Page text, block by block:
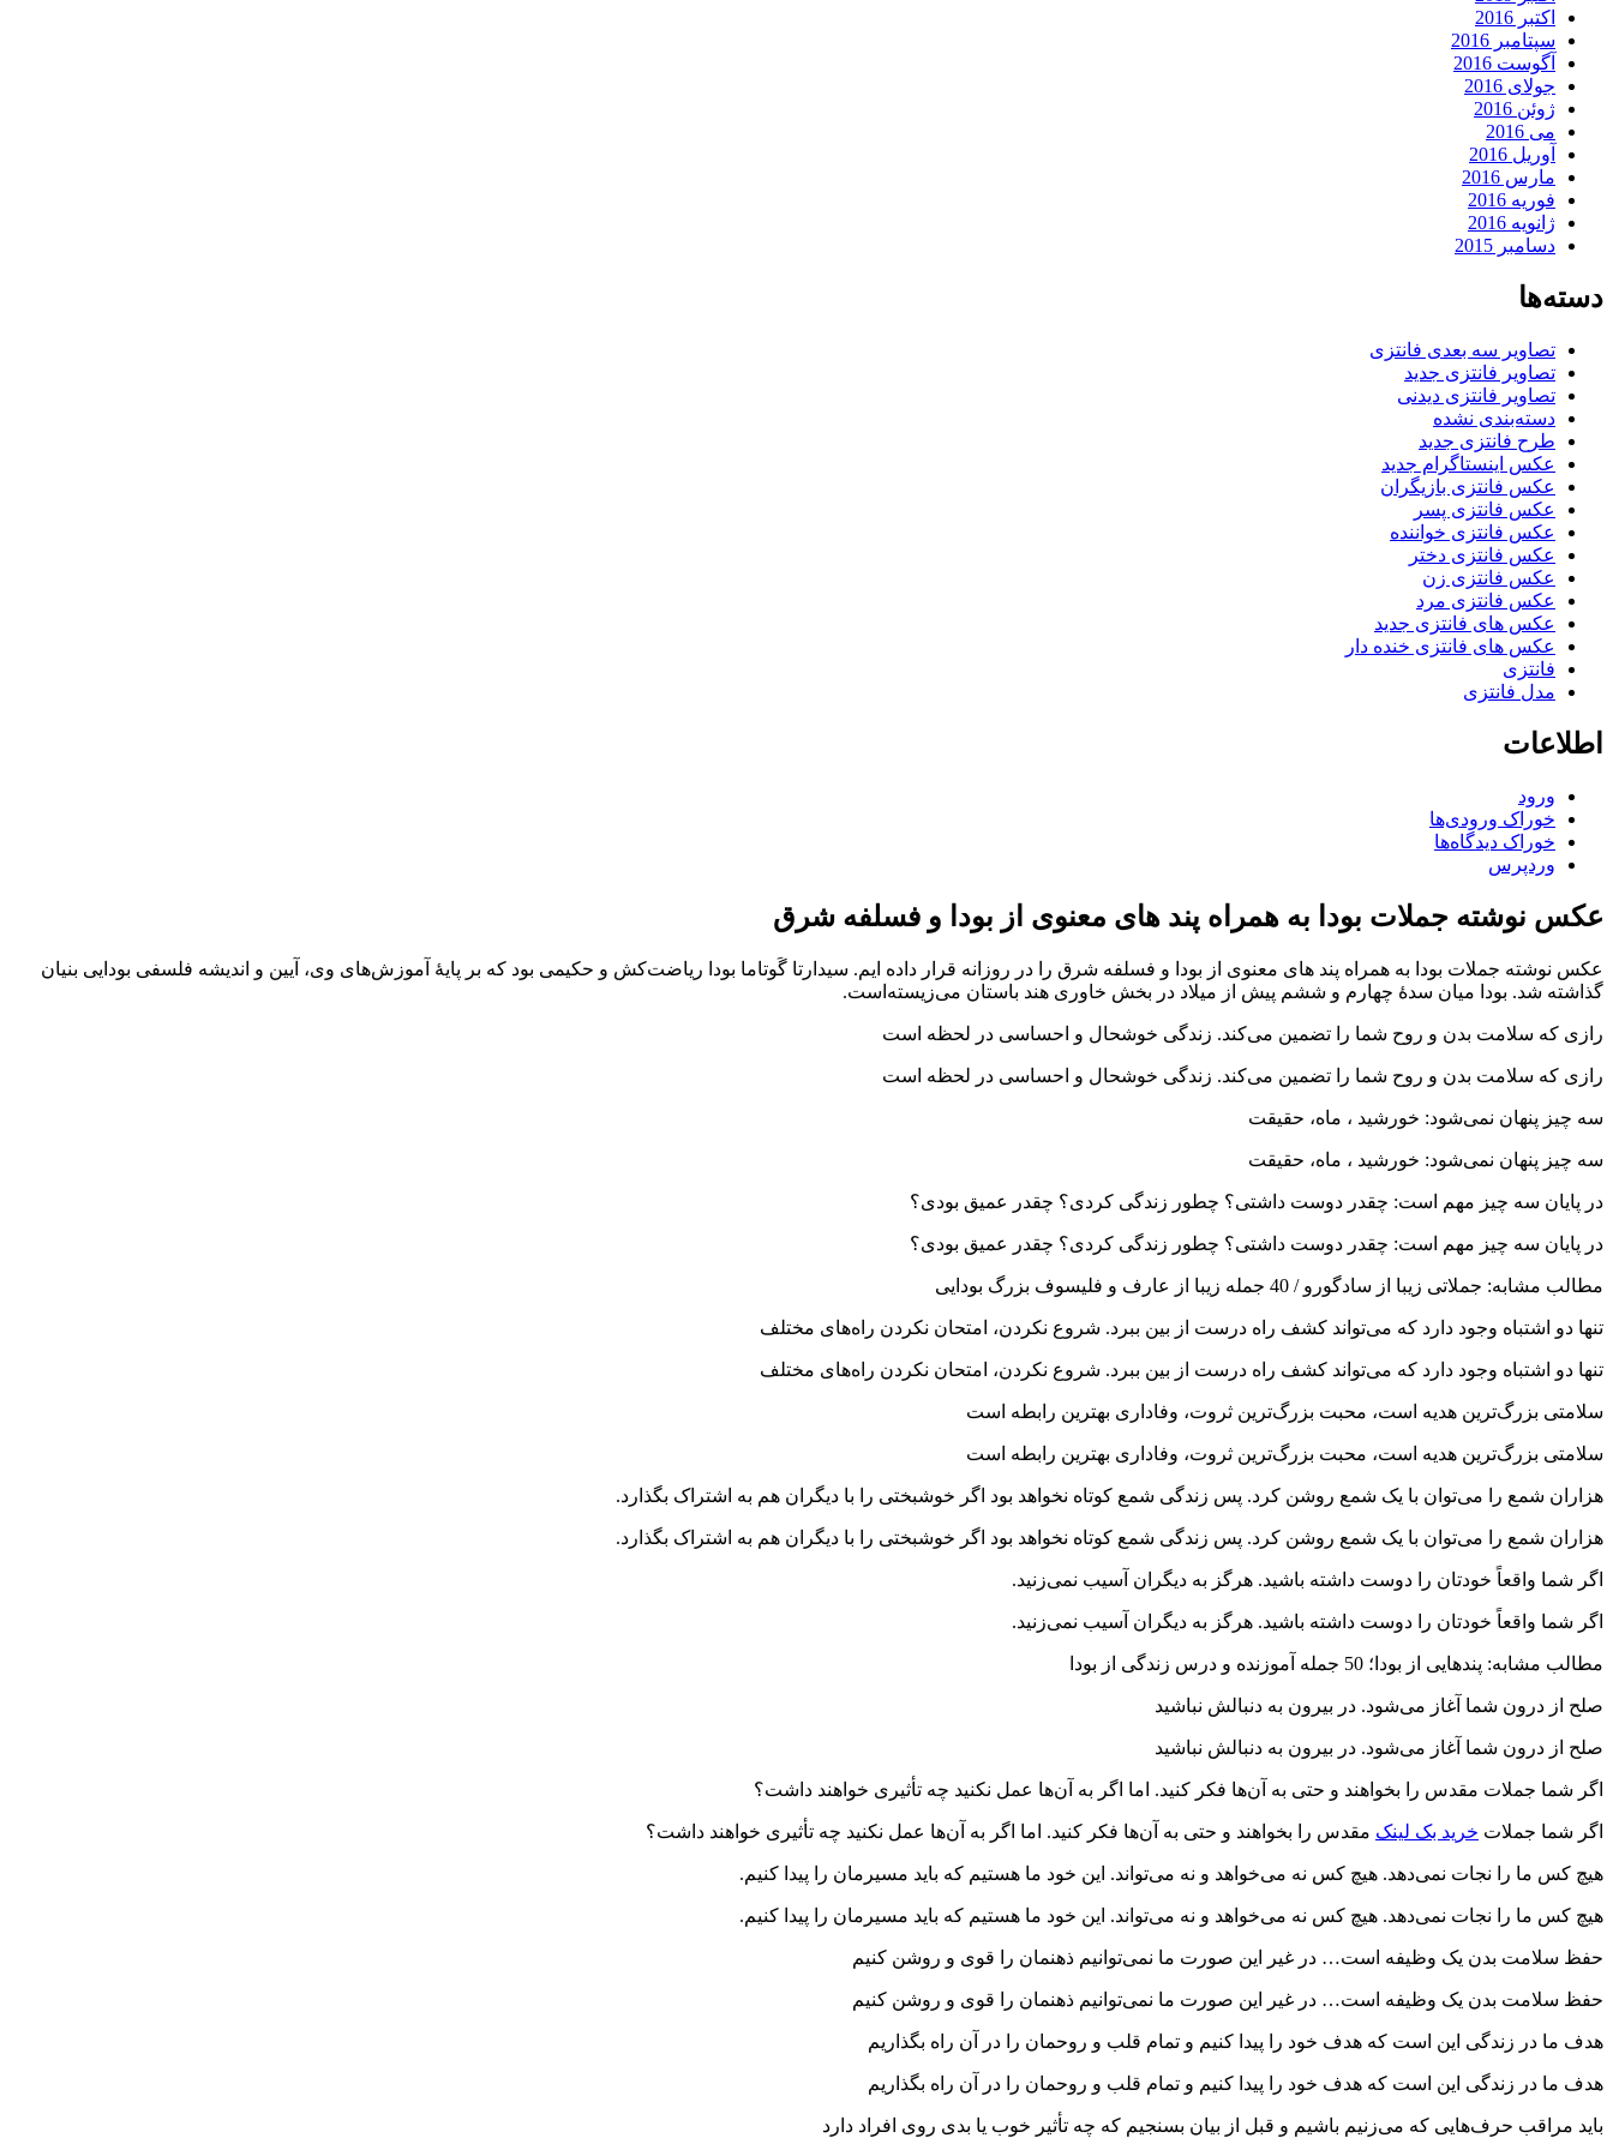
اکتبر 2016
سپتامبر 2016
آگوست 2016
جولای 2016
ژوئن 2016
می 2016
آوریل 2016
مارس 2016
فوریه 2016
ژانویه 2016
دسامبر 2015
دسته‌ها
تصاویر سه بعدی فانتزی
تصاویر فانتزی جدید
تصاویر فانتزی دیدنی
دسته‌بندی نشده
طرح فانتزی جدید
عکس اینستاگرام جدید
عکس فانتزی بازیگران
عکس فانتزی پسر
عکس فانتزی خواننده
عکس فانتزی دختر
عکس فانتزی زن
عکس فانتزی مرد
عکس های فانتزی جدید
عکس های فانتزی خنده دار
فانتزی
مدل فانتزی
اطلاعات
ورود
خوراک ورودی‌ها
خوراک دیدگاه‌ها
وردپرس
عکس نوشته جملات بودا به همراه پند های معنوی از بودا و فسلفه شرق
عکس نوشته جملات بودا به همراه پند های معنوی از بودا و فسلفه شرق را در روزانه قرار داده ایم. سیدارتا گَوتاما بودا ریاضت‌کش و حکیمی بود که بر پایهٔ آموزش‌های وی، آیین و اندیشه فلسفی بودایی بنیان
گذاشته شد. بودا میان سدهٔ چهارم و ششم پیش از میلاد در بخش خاوری هند باستان می‌زیسته‌است.
رازی که سلامت بدن و روح شما را تضمین می‌کند. زندگی خوشحال و احساسی در لحظه است
رازی که سلامت بدن و روح شما را تضمین می‌کند. زندگی خوشحال و احساسی در لحظه است
سه چیز پنهان نمی‌شود: خورشید ، ماه، حقیقت
سه چیز پنهان نمی‌شود: خورشید ، ماه، حقیقت
در پایان سه چیز مهم است: چقدر دوست داشتی؟ چطور زندگی کردی؟ چقدر عمیق بودی؟
در پایان سه چیز مهم است: چقدر دوست داشتی؟ چطور زندگی کردی؟ چقدر عمیق بودی؟
مطالب مشابه: جملاتی زیبا از سادگورو / 40 جمله زیبا از عارف و فلیسوف بزرگ بودایی
تنها دو اشتباه وجود دارد که می‌تواند کشف راه درست از بین ببرد. شروع نکردن، امتحان نکردن راه‌های مختلف
تنها دو اشتباه وجود دارد که می‌تواند کشف راه درست از بین ببرد. شروع نکردن، امتحان نکردن راه‌های مختلف
سلامتی بزرگ‌ترین هدیه است، محبت بزرگ‌ترین ثروت، وفاداری بهترین رابطه است
سلامتی بزرگ‌ترین هدیه است، محبت بزرگ‌ترین ثروت، وفاداری بهترین رابطه است
هزاران شمع را می‌توان با یک شمع روشن کرد. پس زندگی شمع کوتاه نخواهد بود اگر خوشبختی را با دیگران هم به اشتراک بگذارد.
هزاران شمع را می‌توان با یک شمع روشن کرد. پس زندگی شمع کوتاه نخواهد بود اگر خوشبختی را با دیگران هم به اشتراک بگذارد.
اگر شما واقعاً خودتان را دوست داشته باشید. هرگز به دیگران آسیب نمی‌زنید.
اگر شما واقعاً خودتان را دوست داشته باشید. هرگز به دیگران آسیب نمی‌زنید.
مطالب مشابه: پندهایی از بودا؛ 50 جمله آموزنده و درس زندگی از بودا
صلح از درون شما آغاز می‌شود. در بیرون به دنبالش نباشید
صلح از درون شما آغاز می‌شود. در بیرون به دنبالش نباشید
اگر شما جملات مقدس را بخواهند و حتی به آن‌ها فکر کنید. اما اگر به آن‌ها عمل نکنید چه تأثیری خواهند داشت؟
اگر شما جملات خرید بک لینک مقدس را بخواهند و حتی به آن‌ها فکر کنید. اما اگر به آن‌ها عمل نکنید چه تأثیری خواهند داشت؟
هیچ کس ما را نجات نمی‌دهد. هیچ کس نه می‌خواهد و نه می‌تواند. این خود ما هستیم که باید مسیرمان را پیدا کنیم.
هیچ کس ما را نجات نمی‌دهد. هیچ کس نه می‌خواهد و نه می‌تواند. این خود ما هستیم که باید مسیرمان را پیدا کنیم.
حفظ سلامت بدن یک وظیفه است… در غیر این صورت ما نمی‌توانیم ذهنمان را قوی و روشن کنیم
حفظ سلامت بدن یک وظیفه است… در غیر این صورت ما نمی‌توانیم ذهنمان را قوی و روشن کنیم
هدف ما در زندگی این است که هدف خود را پیدا کنیم و تمام قلب و روحمان را در آن راه بگذاریم
هدف ما در زندگی این است که هدف خود را پیدا کنیم و تمام قلب و روحمان را در آن راه بگذاریم
باید مراقب حرف‌هایی که می‌زنیم باشیم و قبل از بیان بسنجیم که چه تأثیر خوب یا بدی روی افراد دارد